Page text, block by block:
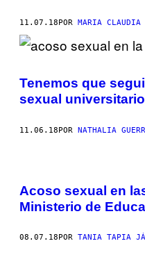
11.07.18 POR MARIA CLAUDIA
Tenemos que
sexual
11.06.18POR NATHALIA
Acoso sexual en
Ministerio de
08.07.18 POR TANIA TAPIA